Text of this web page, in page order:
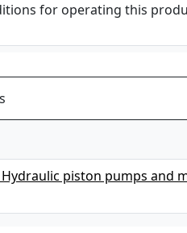
for operating this
Hydraulic piston pumps and